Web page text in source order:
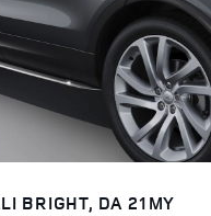
BRIGHT, DA 21MY